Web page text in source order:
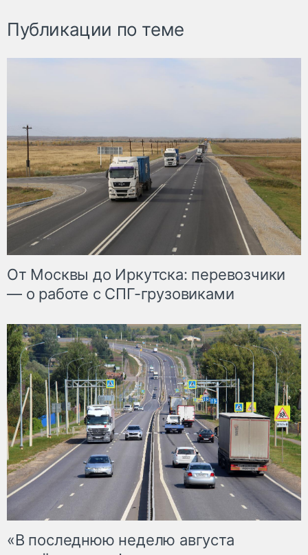
Публикации по теме
От Москвы до Иркутска: перевозчики
— о работе с СПГ-грузовиками
«В последнюю неделю августа